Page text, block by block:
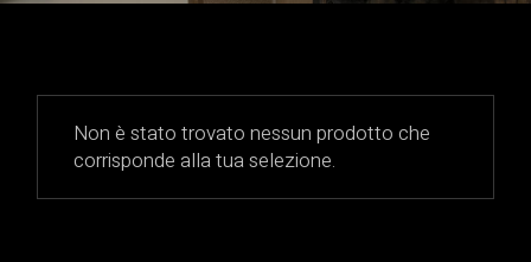
Non è stato trovato nessun prodotto che
corrisponde alla tua selezione.